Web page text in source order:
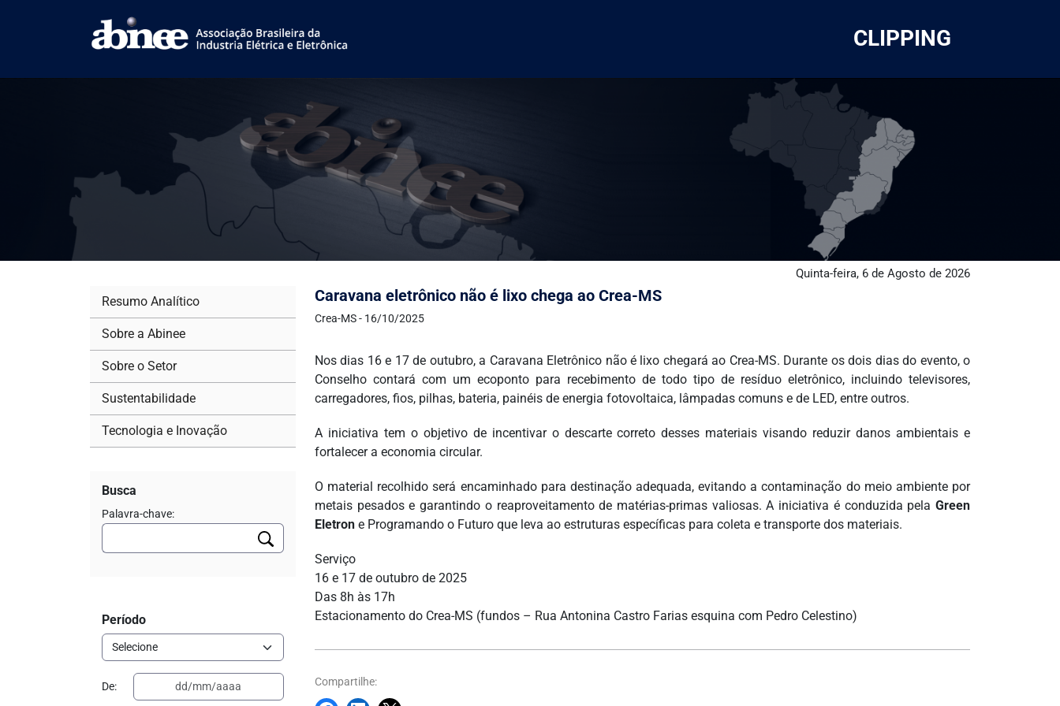
CLIPPING
Quinta-feira, 6 de Agosto de 2026
Caravana eletrônico não é lixo chega ao Crea-MS
Crea-MS - 16/10/2025
Nos dias 16 e 17 de outubro, a Caravana Eletrônico não é lixo chegará ao Crea-MS. Durante os dois dias do evento, o
Conselho contará com um ecoponto para recebimento de todo tipo de resíduo eletrônico, incluindo televisores,
carregadores, fios, pilhas, bateria, painéis de energia fotovoltaica, lâmpadas comuns e de LED, entre outros.
A iniciativa tem o objetivo de incentivar o descarte correto desses materiais visando reduzir danos ambientais e
fortalecer a economia circular.
O material recolhido será encaminhado para destinação adequada, evitando a contaminação do meio ambiente por
metais pesados e garantindo o reaproveitamento de matérias-primas valiosas. A iniciativa é conduzida pela Green
Eletron e Programando o Futuro que leva ao estruturas específicas para coleta e transporte dos materiais.
Serviço
16 e 17 de outubro de 2025
Das 8h às 17h
Estacionamento do Crea-MS (fundos – Rua Antonina Castro Farias esquina com Pedro Celestino)
Compartilhe:
Resumo Analítico
Sobre a Abinee
Sobre o Setor
Sustentabilidade
Tecnologia e Inovação
Busca
Palavra-chave:
Período
De: